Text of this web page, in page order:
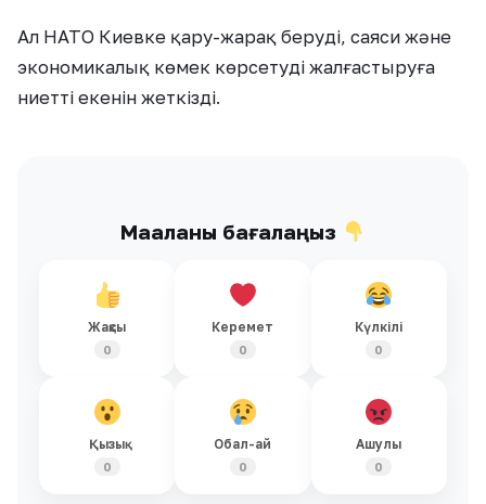
Ал НАТО Киевке қару-жарақ беруді, саяси және
экономикалық көмек көрсетуді жалғастыруға
ниетті екенін жеткізді.
Мақаланы бағалаңыз
Жақсы
0
Керемет
0
Күлкілі
0
Қызық
0
Обал-ай
0
Ашулы
0